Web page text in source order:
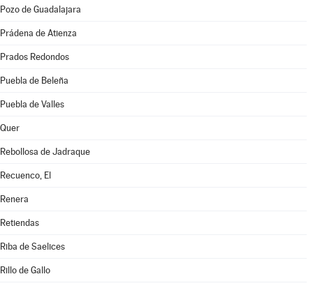
Pozo de Guadalajara
Prádena de Atienza
Prados Redondos
Puebla de Beleña
Puebla de Valles
Quer
Rebollosa de Jadraque
Recuenco, El
Renera
Retiendas
Riba de Saelices
Rillo de Gallo